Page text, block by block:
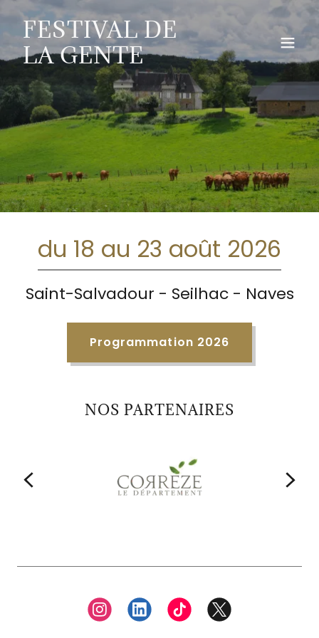
FESTIVAL DE
LA GENTE
du 18 au 23 août 2026
Saint-Salvadour - Seilhac - Naves
Programmation 2026
NOS PARTENAIRES